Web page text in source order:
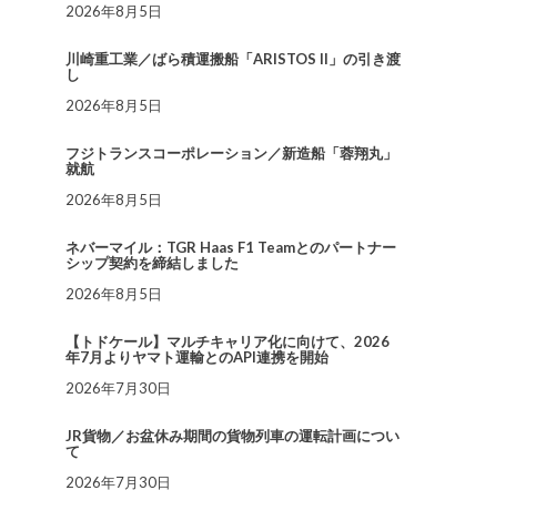
2026年8月5日
川崎重工業／ばら積運搬船「ARISTOS II」の引き渡
し
2026年8月5日
フジトランスコーポレーション／新造船「蓉翔丸」
就航
2026年8月5日
ネバーマイル：TGR Haas F1 Teamとのパートナー
シップ契約を締結しました
2026年8月5日
【トドケール】マルチキャリア化に向けて、2026
年7月よりヤマト運輸とのAPI連携を開始
2026年7月30日
JR貨物／お盆休み期間の貨物列車の運転計画につい
て
2026年7月30日